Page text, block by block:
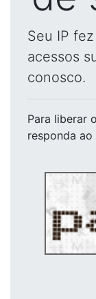
Seu IP
acessos
conosco.
Para liberar
responda